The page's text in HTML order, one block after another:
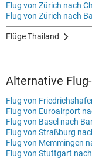
Flug von Zürich nach
Flug von Zürich nach
Flüge Thailand
Alternative
Flug von
Flug von Euroairport
Flug von Basel nach
Flug von Straßburg
Flug von Memmingen
Flug von Stuttgart